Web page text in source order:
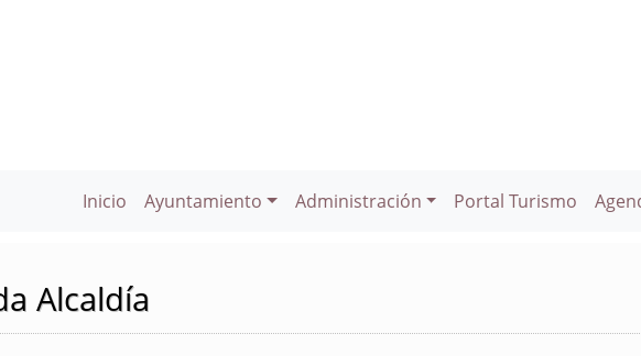
Inicio Ayuntamiento Administración Portal Turismo
Alcaldía